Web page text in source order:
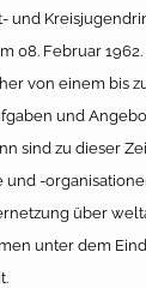
und
08. Februar
von einem bis
und
sind zu dieser
und -
über
unter dem